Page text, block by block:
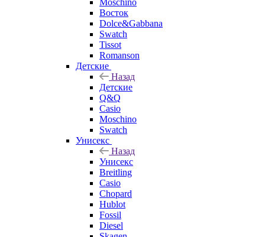
Moschino
Восток
Dolce&Gabbana
Swatch
Tissot
Romanson
Детские
Назад
Детские
Q&Q
Casio
Moschino
Swatch
Унисекс
Назад
Унисекс
Breitling
Casio
Chopard
Hublot
Fossil
Diesel